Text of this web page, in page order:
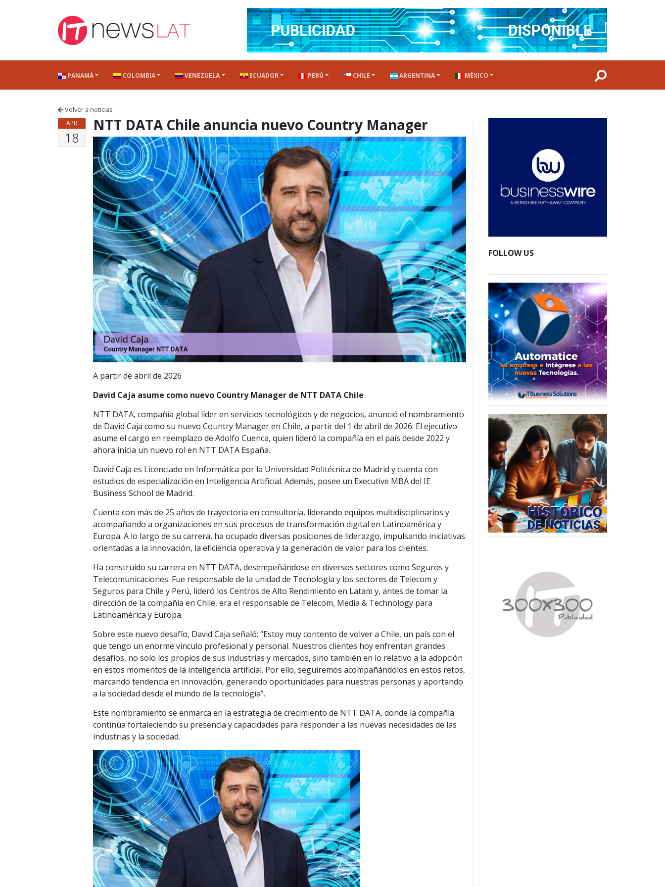
PANAMÁ COLOMBIA VENEZUELA ECUADOR PERÚ CHILE ARGENTINA MÉXICO
Volver a noticias
APR
18
NTT DATA Chile anuncia nuevo Country Manager
A partir de abril de 2026
David Caja asume como nuevo Country Manager de NTT DATA Chile
NTT DATA, compañía global líder en servicios tecnológicos y de negocios, anunció el nombramiento
de David Caja como su nuevo Country Manager en Chile, a partir del 1 de abril de 2026. El ejecutivo
asume el cargo en reemplazo de Adolfo Cuenca, quien lideró la compañía en el país desde 2022 y
ahora inicia un nuevo rol en NTT DATA España.
David Caja es Licenciado en Informática por la Universidad Politécnica de Madrid y cuenta con
estudios de especialización en Inteligencia Artificial. Además, posee un Executive MBA del IE
Business School de Madrid.
Cuenta con más de 25 años de trayectoria en consultoría, liderando equipos multidisciplinarios y
acompañando a organizaciones en sus procesos de transformación digital en Latinoamérica y
Europa. A lo largo de su carrera, ha ocupado diversas posiciones de liderazgo, impulsando iniciativas
orientadas a la innovación, la eficiencia operativa y la generación de valor para los clientes.
Ha construido su carrera en NTT DATA, desempeñándose en diversos sectores como Seguros y
Telecomunicaciones. Fue responsable de la unidad de Tecnología y los sectores de Telecom y
Seguros para Chile y Perú, lideró los Centros de Alto Rendimiento en Latam y, antes de tomar la
dirección de la compañía en Chile, era el responsable de Telecom, Media & Technology para
Latinoamérica y Europa.
Sobre este nuevo desafío, David Caja señaló: “Estoy muy contento de volver a Chile, un país con el
que tengo un enorme vínculo profesional y personal. Nuestros clientes hoy enfrentan grandes
desafíos, no solo los propios de sus industrias y mercados, sino también en lo relativo a la adopción
en estos momentos de la inteligencia artificial. Por ello, seguiremos acompañándolos en estos retos,
marcando tendencia en innovación, generando oportunidades para nuestras personas y aportando
a la sociedad desde el mundo de la tecnología”.
Este nombramiento se enmarca en la estrategia de crecimiento de NTT DATA, donde la compañía
continúa fortaleciendo su presencia y capacidades para responder a las nuevas necesidades de las
industrias y la sociedad.
FOLLOW US